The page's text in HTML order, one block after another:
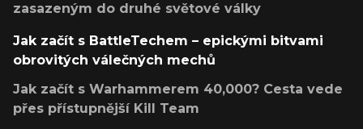
zasazeným do druhé světové války
Jak začít s BattleTechem – epickými bitvami
obrovitých válečných mechů
Jak začít s Warhammerem 40,000? Cesta vede
přes přístupnější Kill Team